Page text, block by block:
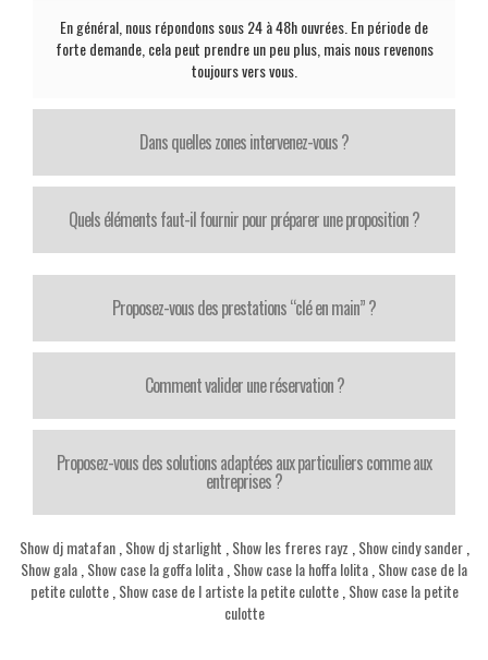
En général, nous répondons sous 24 à 48h ouvrées. En période de
forte demande, cela peut prendre un peu plus, mais nous revenons
toujours vers vous.
Dans quelles zones intervenez-vous ?
Quels éléments faut-il fournir pour préparer une proposition ?
Proposez-vous des prestations “clé en main” ?
Comment valider une réservation ?
Proposez-vous des solutions adaptées aux particuliers comme aux
entreprises ?
Show dj matafan, Show dj starlight Show les freres rayz Show cindy sander,
Show gala Show case la goffa lolita Show case la hoffa lolita Show case de la
petite culotte, Show case de l artiste la petite culotte, Show case la petite
culotte